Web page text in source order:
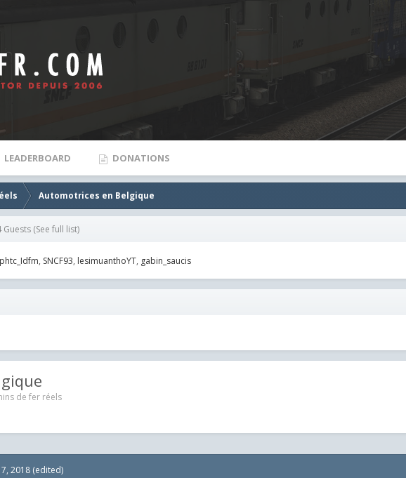
LEADERBOARD DONATIONS
Automotrices en Belgique
Guests (See full list)
SNCF93 lesimuanthoYT gabin_saucis
de fer réels
2018 (edited)